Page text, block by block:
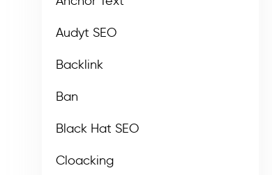
Audyt SEO
Backlink
Ban
Black Hat SEO
Cloacking